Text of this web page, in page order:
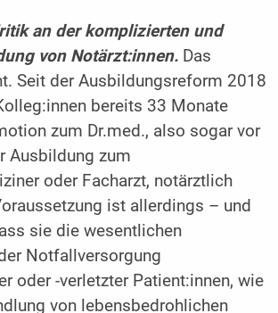
an der komplizierten und
von Notärzt:innen. Das
Seit der Ausbildungsreform 2018
bereits 33 Monate
zum Dr.med., also sogar vor
Ausbildung zum
oder Facharzt, notärztlich
ist allerdings – und
sie die wesentlichen
Notfallversorgung
oder -verletzter Patient:innen, wie
von lebensbedrohlichen